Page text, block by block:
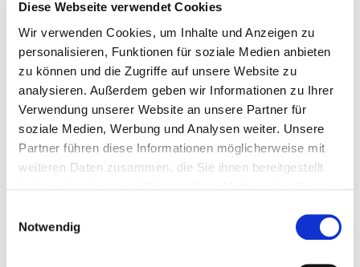
Diese Webseite verwendet Cookies
Wir verwenden Cookies, um Inhalte und Anzeigen zu
personalisieren, Funktionen für soziale Medien anbieten
zu können und die Zugriffe auf unsere Website zu
analysieren. Außerdem geben wir Informationen zu Ihrer
Verwendung unserer Website an unsere Partner für
soziale Medien, Werbung und Analysen weiter. Unsere
Partner führen diese Informationen möglicherweise mit
weiteren Daten zusammen, die Sie ihnen bereitgestellt
Notwendig
Bitte bieten Sie mir Flüge an
Persönliche Daten
Anrede